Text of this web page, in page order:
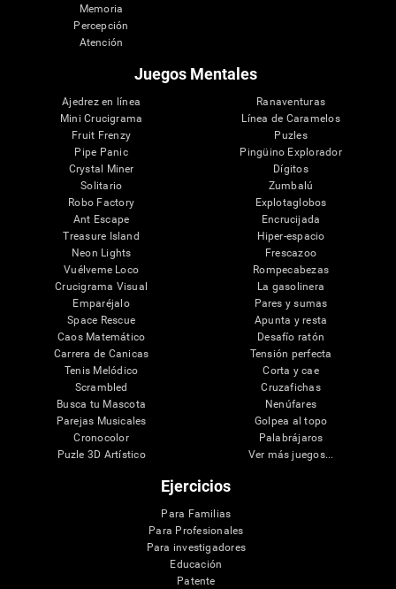
Memoria
Percepción
Atención
Juegos Mentales
Ajedrez en línea
Mini Crucigrama
Fruit Frenzy
Pipe Panic
Crystal Miner
Solitario
Robo Factory
Ant Escape
Treasure Island
Neon Lights
Vuélveme Loco
Crucigrama Visual
Emparéjalo
Space Rescue
Caos Matemático
Carrera de Canicas
Tenis Melódico
Scrambled
Busca tu Mascota
Parejas Musicales
Cronocolor
Puzle 3D Artístico
Ranaventuras
Línea de Caramelos
Puzles
Pingüino Explorador
Dígitos
Zumbalú
Explotaglobos
Encrucijada
Hiper-espacio
Frescazoo
Rompecabezas
La gasolinera
Pares y sumas
Apunta y resta
Desafío ratón
Tensión perfecta
Corta y cae
Cruzafichas
Nenúfares
Golpea al topo
Palabrájaros
Ver más juegos...
Ejercicios
Para Familias
Para Profesionales
Para investigadores
Educación
Patente